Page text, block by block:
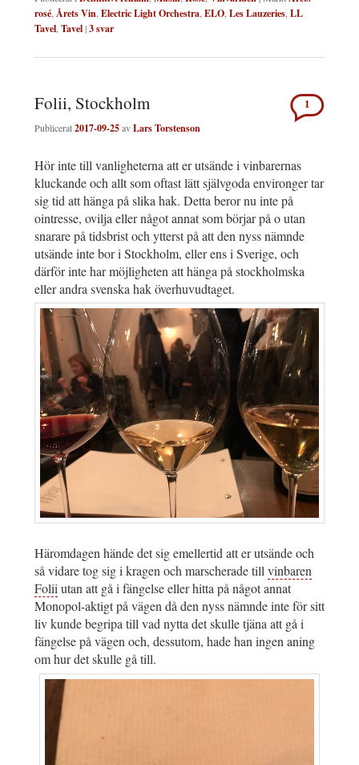
rosé Årets Vin Electric Light Orchestra ELO Les Lauzeries LL
Tavel Tavel|3svar
Folii, Stockholm
Publicerat2017-09-25avLars Torstenson
1
Hör inte till vanligheterna att er utsände i vinbarernas
kluckande och allt som oftast lätt självgoda environger tar
sig tid att hänga på slika hak. Detta beror nu inte på
ointresse, ovilja eller något annat som börjar på o utan
snarare på tidsbrist och ytterst på att den nyss nämnde
utsände inte bor i Stockholm, eller ens i Sverige, och
därför inte har möjligheten att hänga på stockholmska
eller andra svenska hak överhuvudtaget.
Häromdagen hände det sig emellertid att er utsände och
så vidare tog sig i kragen och marscherade tillvinbaren
Foliiutan att gå i fängelse eller hitta på något annat
Monopol-aktigt på vägen då den nyss nämnde inte för sitt
liv kunde begripa till vad nytta det skulle tjäna att gå i
fängelse på vägen och, dessutom, hade han ingen aning
om hur det skulle gå till.